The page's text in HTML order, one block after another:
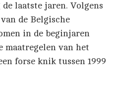
laatste jaren. Volgens
de Belgische
in de beginjaren
maatregelen van het
forse knik tussen 1999